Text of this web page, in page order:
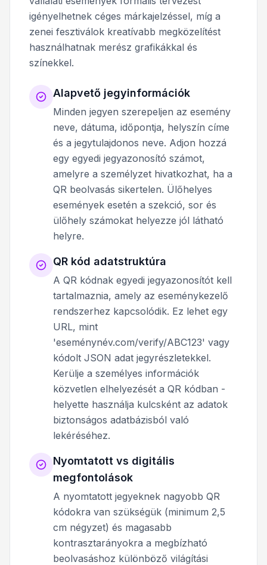
igényelhetnek céges márkajelzéssel, míg a
zenei fesztiválok kreatívabb megközelítést
használhatnak merész grafikákkal és
színekkel.
Alapvető jegyinformációk
Minden jegyen szerepeljen az esemény
neve, dátuma, időpontja, helyszín címe
és a jegytulajdonos neve. Adjon hozzá
egy egyedi jegyazonosító számot,
amelyre a személyzet hivatkozhat, ha a
QR beolvasás sikertelen. Ülőhelyes
események esetén a szekció, sor és
ülőhely számokat helyezze jól látható
helyre.
QR kód adatstruktúra
A QR kódnak egyedi jegyazonosítót kell
tartalmaznia, amely az eseménykezelő
rendszerhez kapcsolódik. Ez lehet egy
URL, mint
'eseménynév.com/verify/ABC123' vagy
kódolt JSON adat jegyrészletekkel.
Kerülje a személyes információk
közvetlen elhelyezését a QR kódban -
helyette használja kulcsként az adatok
biztonságos adatbázisból való
lekéréséhez.
Nyomtatott vs digitális
megfontolások
A nyomtatott jegyeknek nagyobb QR
kódokra van szükségük (minimum 2,5
cm négyzet) és magasabb
kontrasztarányokra a megbízható
beolvasáshoz különböző világítási